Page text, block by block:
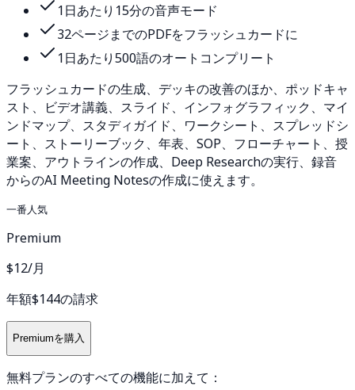
1日あたり15分の音声モード
32ページまでのPDFをフラッシュカードに
1日あたり500語のオートコンプリート
フラッシュカードの生成、デッキの改善のほか、ポッドキャ
スト、ビデオ講義、スライド、インフォグラフィック、マイ
ンドマップ、スタディガイド、ワークシート、スプレッドシ
ート、ストーリーブック、年表、SOP、フローチャート、授
業案、アウトラインの作成、Deep Researchの実行、録音
からのAI Meeting Notesの作成に使えます。
一番人気
Premium
$12/月
年額$144の請求
Premiumを購入
無料プランのすべての機能に加えて：